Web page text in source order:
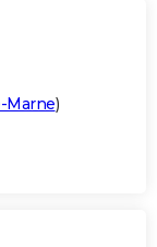
Marne)